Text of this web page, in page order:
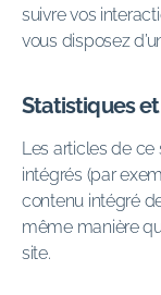
suivre vos
vous disposez
Statistiques
Les articles de
intégrés (par
contenu intégré
même manière
site.